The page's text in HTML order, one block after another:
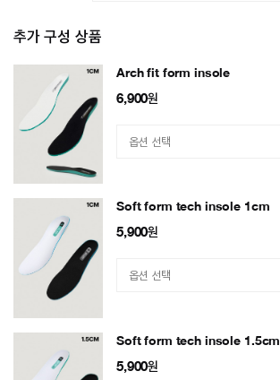
추가 구성 상품
Arch fit form insole
6,900원
Soft form tech insole 1cm
5,900원
Soft form tech insole 1.5cm
5,900원